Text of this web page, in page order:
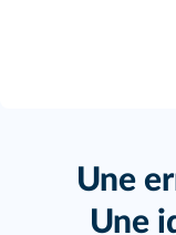
Une
Une